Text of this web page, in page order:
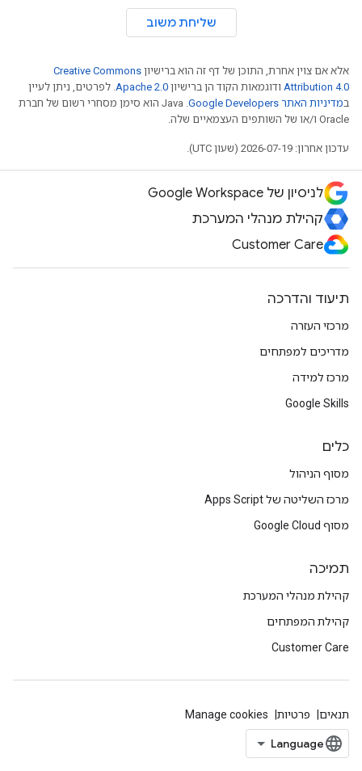
שליחת משוב
אלא אם צוין אחרת, התוכן של דף זה הוא ברישיון Creative Commons
Attribution 4.0 ודוגמאות הקוד הן ברישיון Apache 2.0. לפרטים, ניתן לעיין
במדיניות האתר Google Developers‏
.‏ Java הוא סימן מסחרי רשום של חברת
Oracle ו/או של השותפים העצמאיים שלה.
עדכון אחרון: 2026-07-19 (שעון UTC).
לניסיון של Google Workspace
קהילת מנהלי המערכת
Customer Care
תיעוד והדרכה
מרכזי העזרה
מדריכים למפתחים
מרכז למידה
Google Skills
כלים
מסוף הניהול
מרכז השליטה של Apps Script
מסוף Google Cloud
תמיכה
קהילת מנהלי המערכת
קהילת המפתחים
Customer Care
תנאים פרטיות Manage cookies